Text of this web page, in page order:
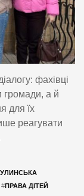
фахівці
громади, а й
для їх
реагувати
#ПРАВА ДІТЕЙ